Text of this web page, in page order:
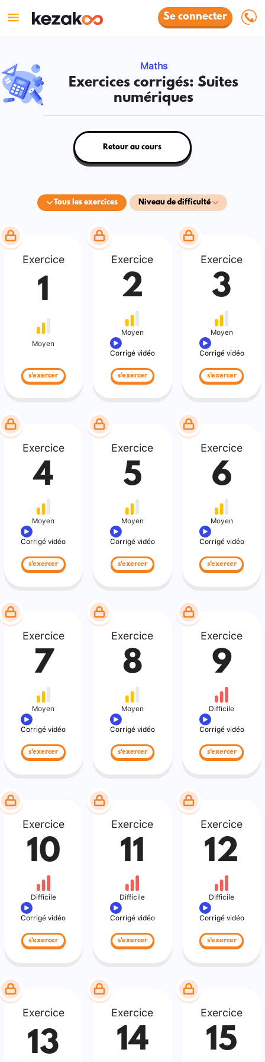
Se connecter
Maths
Exercices corrigés: Suites
numériques
Tous les exercices Niveau de difficulté
Retour au cours
Exercice
1
Moyen
s'exercer
Exercice
2
Moyen
Corrigé vidéo
s'exercer
Exercice
3
Moyen
Corrigé vidéo
s'exercer
Exercice
4
Moyen
Corrigé vidéo
s'exercer
Exercice
5
Moyen
Corrigé vidéo
s'exercer
Exercice
6
Moyen
Corrigé vidéo
s'exercer
Exercice
7
Moyen
Corrigé vidéo
s'exercer
Exercice
8
Moyen
Corrigé vidéo
s'exercer
Exercice
9
Difficile
Corrigé vidéo
s'exercer
Exercice
10
Difficile
Corrigé vidéo
s'exercer
Exercice
11
Difficile
Corrigé vidéo
s'exercer
Exercice
12
Difficile
Corrigé vidéo
s'exercer
Exercice
13
Exercice
14
Exercice
15